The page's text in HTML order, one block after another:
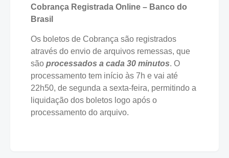
Cobrança Registrada Online – Banco do
Brasil
Os boletos de Cobrança são registrados
através do envio de arquivos remessas, que
são processados a cada 30 minutos. O
processamento tem início às 7h e vai até
22h50, de segunda a sexta-feira, permitindo a
liquidação dos boletos logo após o
processamento do arquivo.